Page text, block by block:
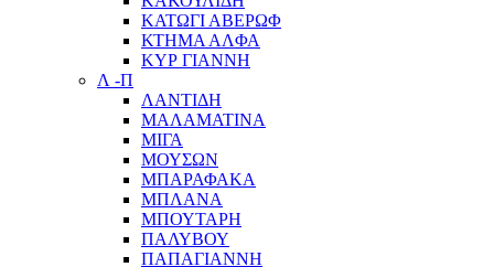
ΚΑΤΩΓΙ ΑΒΕΡΩΦ
ΚΤΗΜΑ ΑΛΦΑ
ΚΥΡ ΓΙΑΝΝΗ
Λ -Π
ΛΑΝΤΙΔΗ
ΜΑΛΑΜΑΤΙΝΑ
ΜΙΓΑ
ΜΟΥΣΩΝ
ΜΠΑΡΑΦΑΚΑ
ΜΠΛΑΝΑ
ΜΠΟΥΤΑΡΗ
ΠΑΛΥΒΟΥ
ΠΑΠΑΓΙΑΝΝΗ